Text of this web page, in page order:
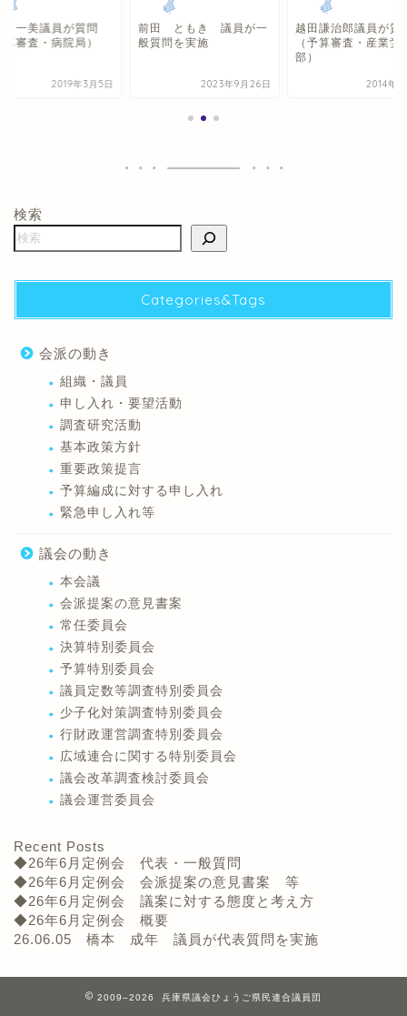
一美議員が質問
算審査・病院局）
2019年3月5日
前田 ともき 議員が一
般質問を実施
2023年9月26日
越田謙治郎議員が質
（予算審査・産業労
部）
2014年3
検索
Categories&Tags
会派の動き
組織・議員
申し入れ・要望活動
調査研究活動
基本政策方針
重要政策提言
予算編成に対する申し入れ
緊急申し入れ等
議会の動き
本会議
会派提案の意見書案
常任委員会
決算特別委員会
予算特別委員会
議員定数等調査特別委員会
少子化対策調査特別委員会
行財政運営調査特別委員会
広域連合に関する特別委員会
議会改革調査検討委員会
議会運営委員会
Recent Posts
◆26年6月定例会 代表・一般質問
◆26年6月定例会 会派提案の意見書案 等
◆26年6月定例会 議案に対する態度と考え方
◆26年6月定例会 概要
26.06.05 橋本 成年 議員が代表質問を実施
2009–2026 兵庫県議会ひょうご県民連合議員団